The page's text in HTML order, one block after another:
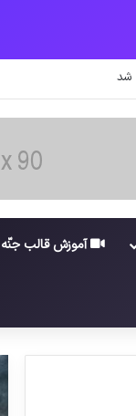
آموزش قالب جنّه